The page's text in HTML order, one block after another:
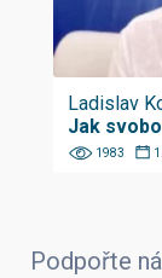
Ladislav
Jak
1983
Podpořte